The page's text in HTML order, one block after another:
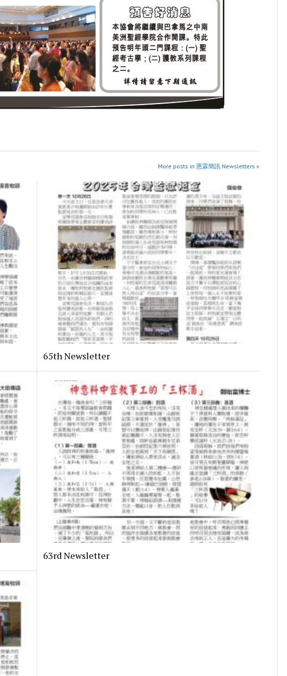
More posts in 恩霖簡訊 Newsletters »
65th Newsletter
63rd Newsletter